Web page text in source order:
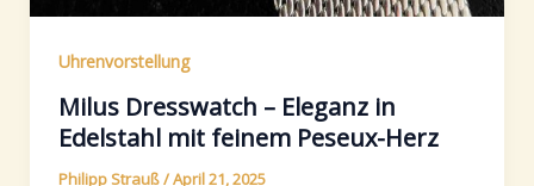
Uhrenvorstellung
Milus Dresswatch – Eleganz in
Edelstahl mit feinem Peseux-Herz
Philipp Strauß/April 21, 2025